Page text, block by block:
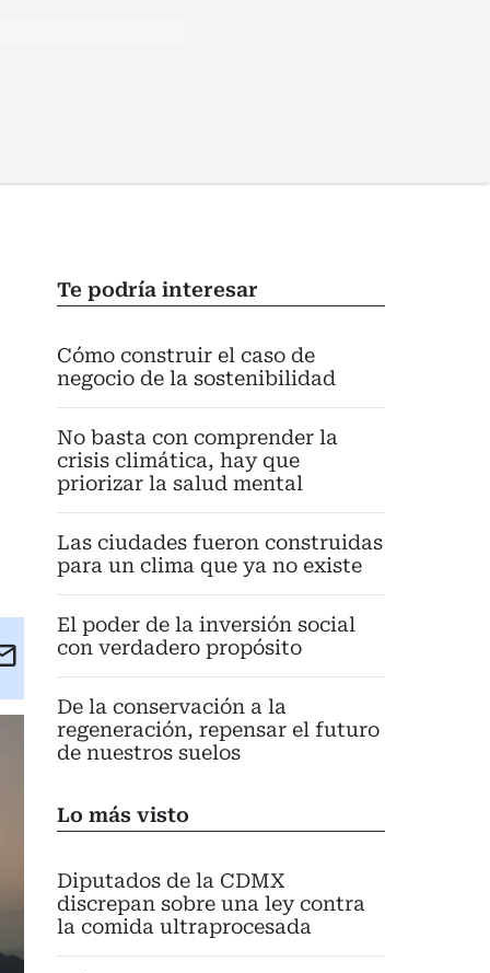
Te podría interesar
Cómo construir el caso de
negocio de la sostenibilidad
No basta con comprender la
crisis climática, hay que
priorizar la salud mental
Las ciudades fueron construidas
para un clima que ya no existe
El poder de la inversión social
con verdadero propósito
De la conservación a la
regeneración, repensar el futuro
de nuestros suelos
Lo más visto
Diputados de la CDMX
discrepan sobre una ley contra
la comida ultraprocesada
Email